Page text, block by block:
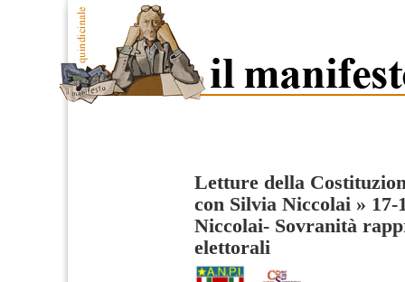
Letture della
con Silvia Niccolai » 17-
Niccolai- Sovranità
elettorali